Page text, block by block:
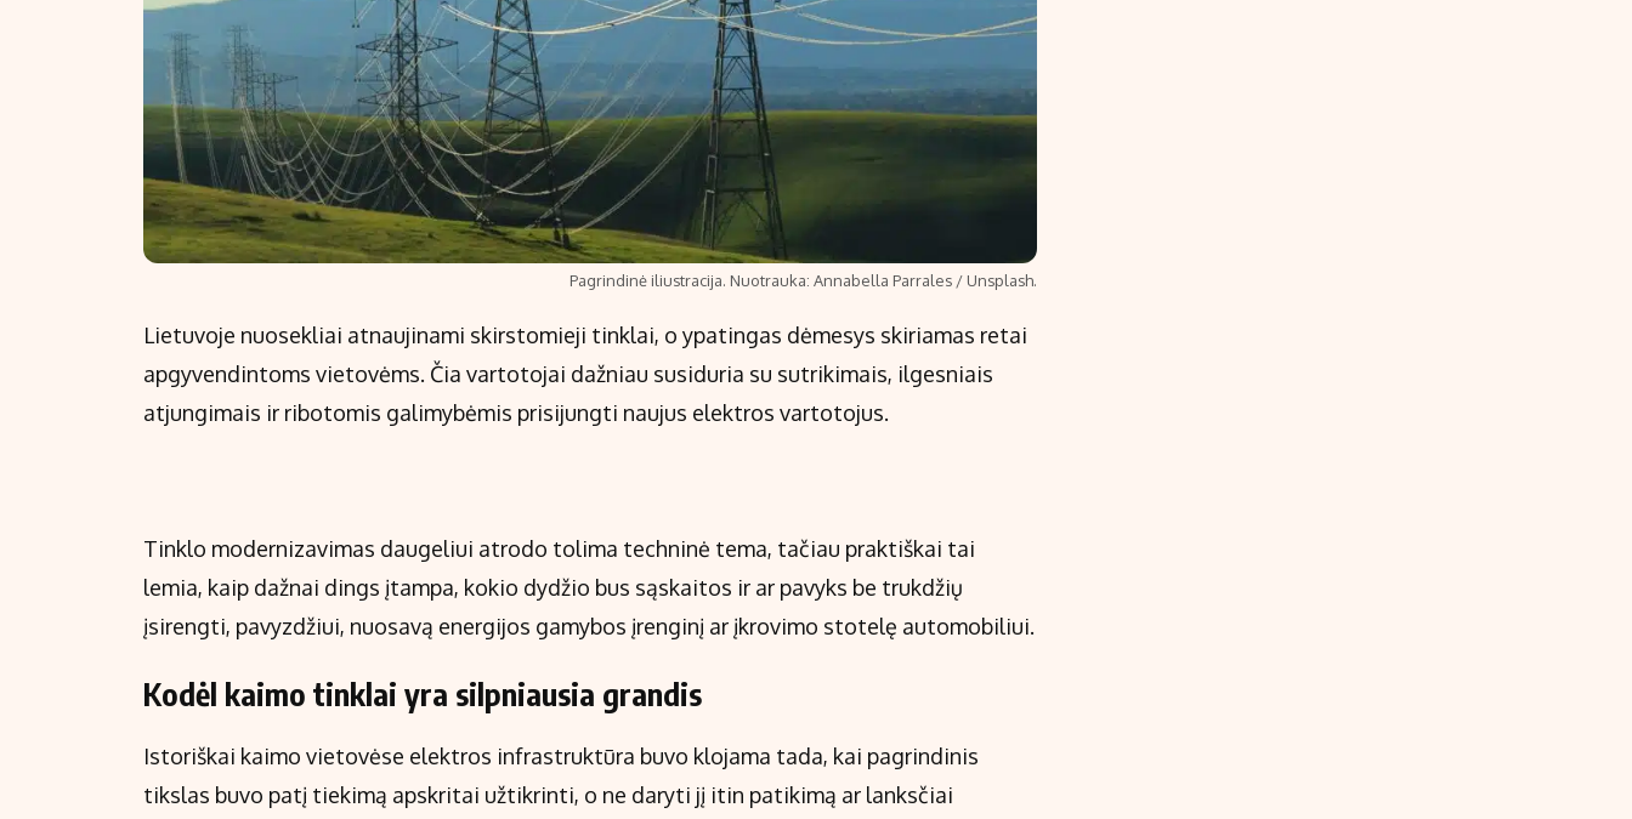
Pagrindinė iliustracija. Nuotrauka: Annabella Parrales / Unsplash.
Lietuvoje nuosekliai atnaujinami skirstomieji tinklai, o ypatingas dėmesys skiriamas retai
apgyvendintoms vietovėms. Čia vartotojai dažniau susiduria su sutrikimais, ilgesniais
atjungimais ir ribotomis galimybėmis prisijungti naujus elektros vartotojus.
Tinklo modernizavimas daugeliui atrodo tolima techninė tema, tačiau praktiškai tai
lemia, kaip dažnai dings įtampa, kokio dydžio bus sąskaitos ir ar pavyks be trukdžių
įsirengti, pavyzdžiui, nuosavą energijos gamybos įrenginį ar įkrovimo stotelę automobiliui.
Kodėl kaimo tinklai yra silpniausia grandis
Istoriškai kaimo vietovėse elektros infrastruktūra buvo klojama tada, kai pagrindinis
tikslas buvo patį tiekimą apskritai užtikrinti, o ne daryti jį itin patikimą ar lanksčiai